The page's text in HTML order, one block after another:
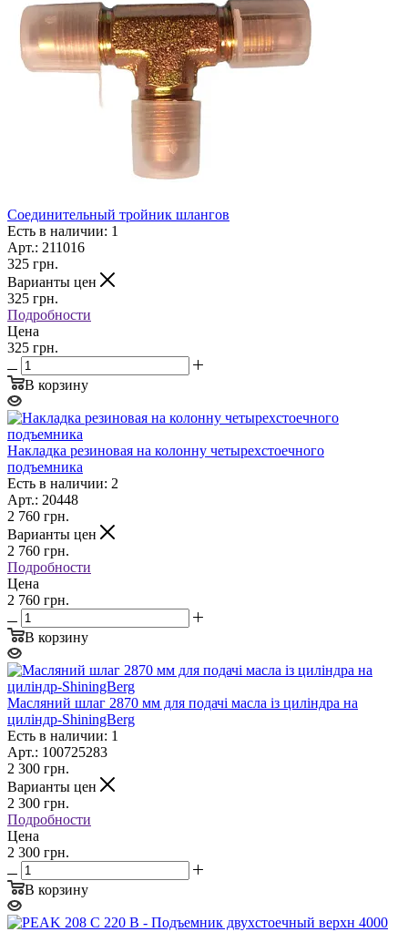
Соединительный тройник шлангов
Есть в наличии: 1
Арт.: 211016
325 грн.
Варианты цен
325 грн.
Подробности
Цена
325 грн.
В корзину
Накладка резиновая на колонну четырехстоечного
подъемника
Есть в наличии: 2
Арт.: 20448
2 760 грн.
Варианты цен
2 760 грн.
Подробности
Цена
2 760 грн.
В корзину
Масляний шлаг 2870 мм для подачі масла із циліндра на
циліндр-ShiningBerg
Есть в наличии: 1
Арт.: 100725283
2 300 грн.
Варианты цен
2 300 грн.
Подробности
Цена
2 300 грн.
В корзину